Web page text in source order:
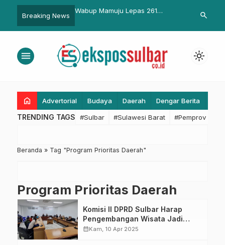
Breaking News
Wabup Mamuju Lepas 261
Temusearch
menu light_mode
home Advertorial Budaya Daerah Dengar Berita
TRENDING TAGS #Sulbar #Sulawesi Barat #Pemprov
Beranda » Tag "Program Prioritas Daerah"
Program Prioritas Daerah
Komisi II DPRD Sulbar Harap
Pengembangan Wisata Jadi
Program Prioritas Daerah
calendar_monthKam, 10 Apr 2025